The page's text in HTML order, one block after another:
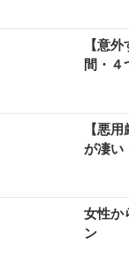
【意
間・４
【悪
が凄い
女性か
ン